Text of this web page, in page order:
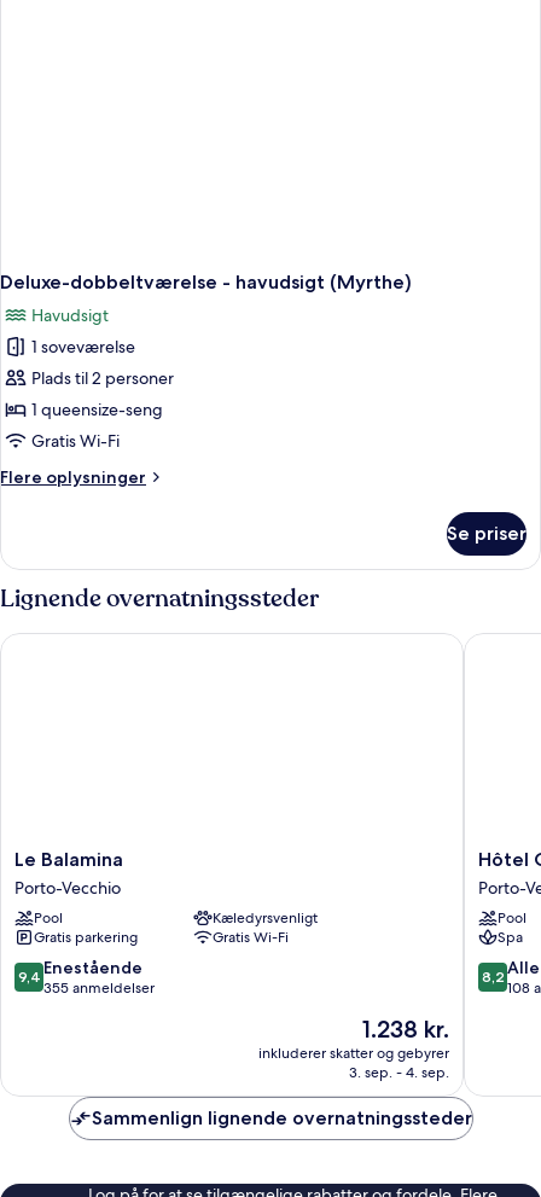
Deluxe-dobbeltværelse - havudsigt (Myrthe)
Havudsigt
1 soveværelse
Plads til 2 personer
1 queensize-seng
Gratis Wi-Fi
Flere oplysninger
Flere
dobbeltværelse
-
havudsigt
(Myrthe)
Se priser
Lignende overnatningssteder
Le
Balamina
Porto-
Vecchio
Le Balamina
Porto-Vecchio
Pool
Kæledyrsvenligt
Gratis parkering
Gratis Wi-Fi
9.4
ud
anmeldelser
9,4 Enestående
355 anmeldelser
Prisen
1.238 kr.
1.238 kr.
inkluderer skatter og gebyrer
3. sep. - 4. sep.
Le Balamina
Hôtel
Porto-
Vecchio
Hôtel
Porto-
Pool
Spa
8.2
ud
8,2
108
Hôtel
Sammenlign lignende overnatningssteder